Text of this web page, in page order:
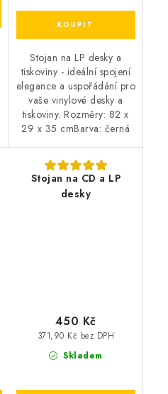
Stojan na LP desky a
tiskoviny - ideální spojení
elegance a uspořádání pro
vaše vinylové desky a
tiskoviny. Rozměry: 82 x
29 x 35 cmBarva: černá
Stojan na CD a LP
desky
Skladem
371,90 Kč bez DPH
450 Kč